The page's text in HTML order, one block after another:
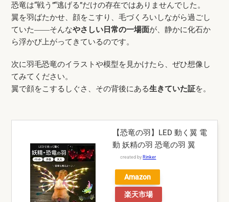
恐竜は“戦う”“逃げる”だけの存在ではありませんでした。
翼を羽ばたかせ、顔をこすり、毛づくろいしながら過ごし
ていた――そんなやさしい日常の一場面が、静かに化石か
ら浮かび上がってきているのです。
次に羽毛恐竜のイラストや模型を見かけたら、ぜひ想像し
てみてください。
翼で顔をこするしぐさ、その背後にある生きていた証を。
【恐竜の羽】LED 動く翼 電
動 妖精の羽 恐竜の羽 翼
created by Rinker
Amazon
楽天市場